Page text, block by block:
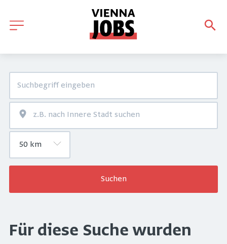
Suchen
Für diese Suche wurden